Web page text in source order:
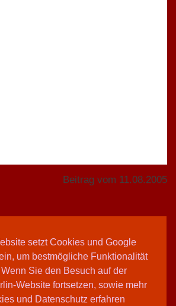
setzt Cookies und Google
um bestmögliche Funktionalität
Sie den Besuch auf der
Website fortsetzen, sowie mehr
und Datenschutz erfahren
Beitrag vom 11.08.2005
Teilen